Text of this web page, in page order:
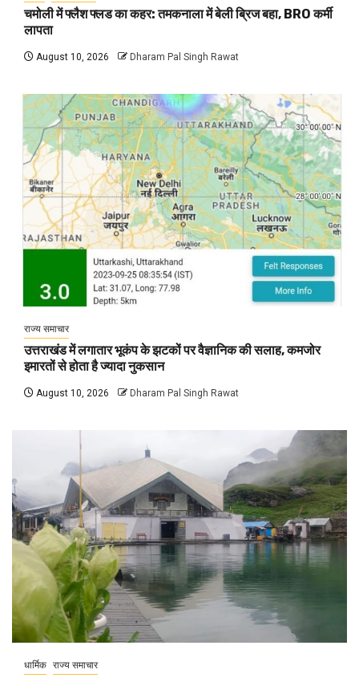
चमोली में फ्लैश फ्लड का कहर: तमकनाला में बेली ब्रिज बहा, BRO कर्मी
लापता
August 10, 2026 Dharam Pal Singh Rawat
राज्य समाचार
उत्तराखंड में लगातार भूकंप के झटकों पर वैज्ञानिक की सलाह, कमजोर
इमारतों से होता है ज्यादा नुकसान
August 10, 2026 Dharam Pal Singh Rawat
धार्मिक राज्य समाचार